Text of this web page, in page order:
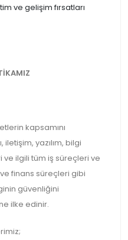
ve gelişim fırsatları
kapsamını
yazılım, bilgi
ilgili tüm iş süreçleri ve
finans süreçleri gibi
güvenliğini
ilke edinir.